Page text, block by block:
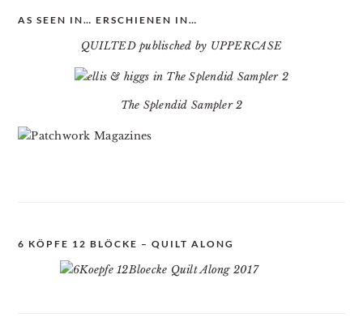
AS SEEN IN… ERSCHIENEN IN…
QUILTED publisched by UPPERCASE
The Splendid Sampler 2
6 KÖPFE 12 BLÖCKE – QUILT ALONG